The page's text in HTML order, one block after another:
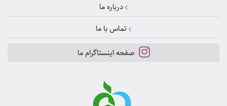
درباره ما
تماس با ما
صفحه اینستاگرام ما